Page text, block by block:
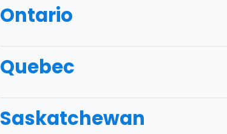
Ontario
Quebec
Saskatchewan